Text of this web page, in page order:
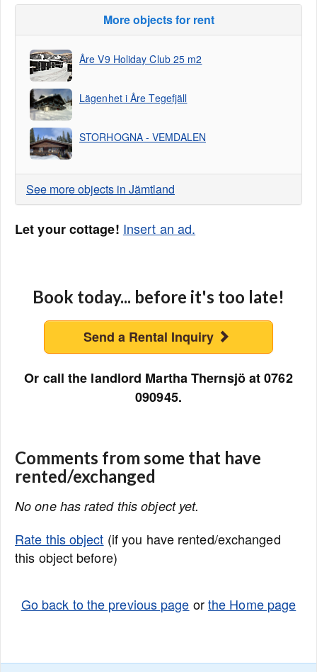
More objects for rent
Åre V9 Holiday Club 25 m2
Lägenhet i Åre Tegefjäll
STORHOGNA - VEMDALEN
See more objects in Jämtland
Let your cottage! Insert an ad.
Book today... before it's too late!
Send a Rental Inquiry
Or call the landlord Martha Thernsjö at 0762
090945.
Comments from some that have
rented/exchanged
No one has rated this object yet.
Rate this object (if you have rented/exchanged
this object before)
Go back to the previous page orthe Home page